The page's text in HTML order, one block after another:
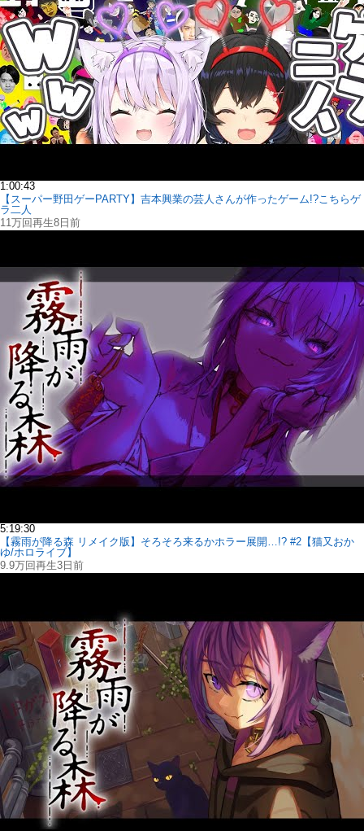
1:00:43
【スーパー野田ゲーPARTY】吉本興業の芸人さんが作ったゲーム!?こちらゲ
ラ二人
11万回再生8日前
5:19:30
【霧雨が降る森 リメイク版】そろそろ来るかホラー展開…!? #2【猫又おか
ゆ/ホロライブ】
9.9万回再生3日前